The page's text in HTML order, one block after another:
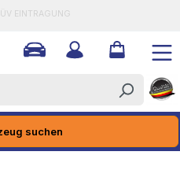
EINTRAGUNG
suchen